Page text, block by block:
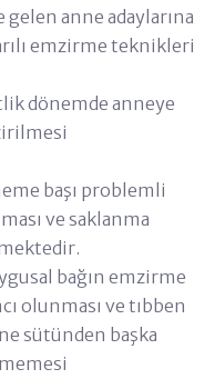
anne adaylarına
emzirme teknikleri
dönemde anneye
başı problemli
ve saklanma
bağın emzirme
olunması ve tıbben
sütünden başka